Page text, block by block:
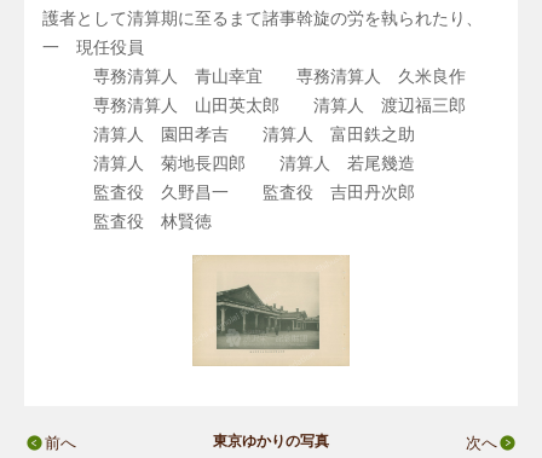
護者として清算期に至るまて諸事斡旋の労を執られたり、
一 現任役員
専務清算人 青山幸宜 専務清算人 久米良作
専務清算人 山田英太郎 清算人 渡辺福三郎
清算人 園田孝吉 清算人 富田鉄之助
清算人 菊地長四郎 清算人 若尾幾造
監査役 久野昌一 監査役 吉田丹次郎
監査役 林賢徳
前へ 東京ゆかりの写真 次へ